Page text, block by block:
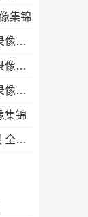
集锦
03月14日 意甲第29轮 都灵vs国际米兰 录像集锦
02月27日 意甲第27轮 都灵vs卡利亚里 录像集锦
02月07日 意甲第24轮 乌迪内斯vs都灵 录像集锦
集锦
01月16日 意甲第22轮 桑普多利亚vs都灵 全场录像